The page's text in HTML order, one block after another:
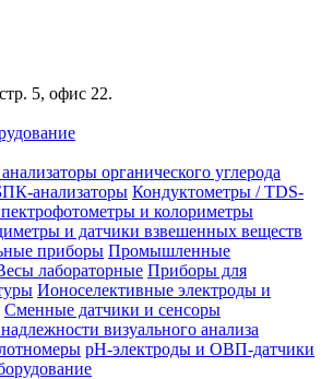
5, офис 22.
органического углерода
анализаторы Кондуктометры / TDS-
и колориметры
и датчики взвешенных веществ
приборы Промышленные
лабораторные Приборы для
Ионоселективные электроды и
Сменные датчики и сенсоры
визуального анализа
pH-электроды и ОВП-датчики